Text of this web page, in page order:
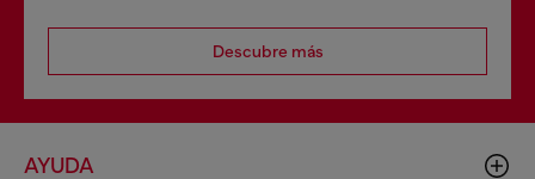
Descubre más
AYUDA